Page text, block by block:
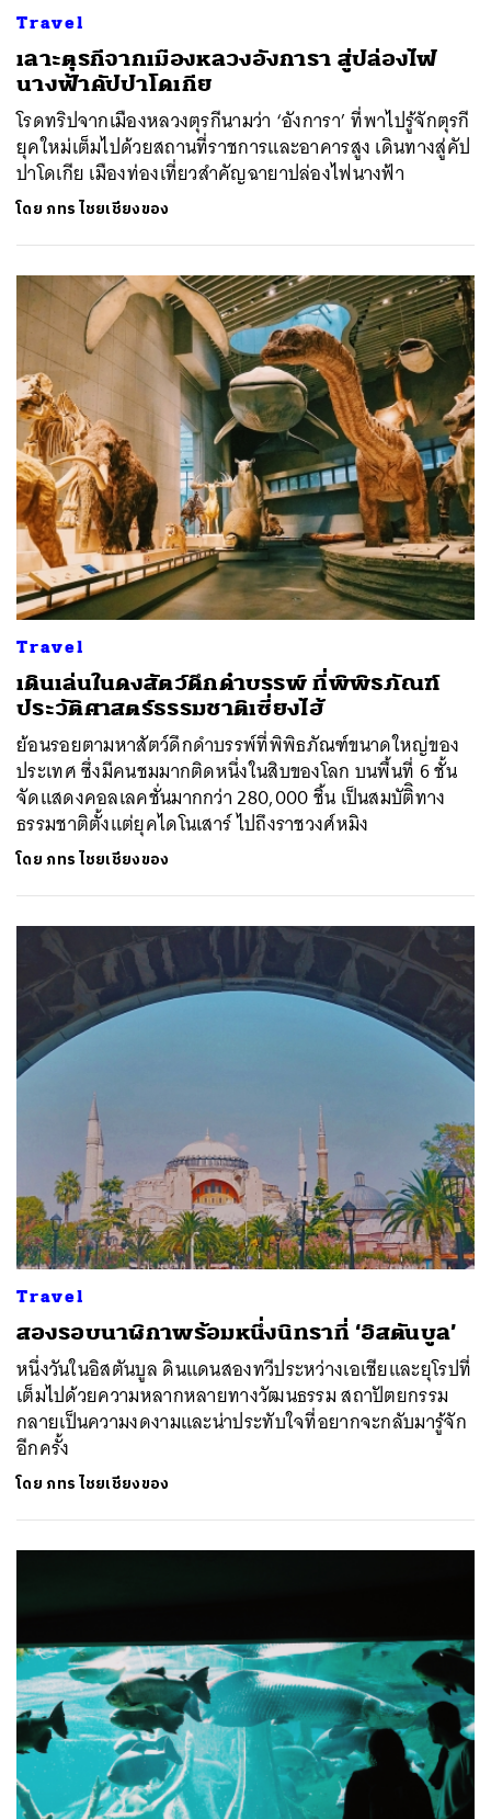
Travel
เลาะตุรกีจากเมืองหลวงอังการา สู่ปล่องไฟ
นางฟ้าคัปปาโดเกีย
โรดทริปจากเมืองหลวงตุรกีนามว่า ‘อังการา’ ที่พาไปรู้จักตุรกี
ยุคใหม่เต็มไปด้วยสถานที่ราชการและอาคารสูง เดินทางสู่คัป
ปาโดเกีย เมืองท่องเที่ยวสำคัญฉายาปล่องไฟนางฟ้า
โดย ภทร ไชยเชียงของ
Travel
เดินเล่นในดงสัตว์ดึกดำบรรพ์ ที่พิพิธภัณฑ์
ประวัติศาสตร์ธรรมชาติเซี่ยงไฮ้
ย้อนรอยตามหาสัตว์ดึกดำบรรพ์ที่พิพิธภัณฑ์ขนาดใหญ่ของ
ประเทศ ซึ่งมีคนชมมากติดหนึ่งในสิบของโลก บนพื้นที่ 6 ชั้น
จัดแสดงคอลเลคชั่นมากกว่า 280,000 ชิ้น เป็นสมบัติิทาง
ธรรมชาติตั้งแต่ยุคไดโนเสาร์ ไปถึงราชวงศ์หมิง
โดย ภทร ไชยเชียงของ
Travel
สองรอบนาฬิกาพร้อมหนึ่งนิทราที่ ‘อิสตันบูล’
หนึ่งวันในอิสตันบูล ดินแดนสองทวีประหว่างเอเชียและยุโรปที่
เต็มไปด้วยความหลากหลายทางวัฒนธรรม สถาปัตยกรรม
กลายเป็นความงดงามและน่าประทับใจที่อยากจะกลับมารู้จัก
อีกครั้ง
โดย ภทร ไชยเชียงของ